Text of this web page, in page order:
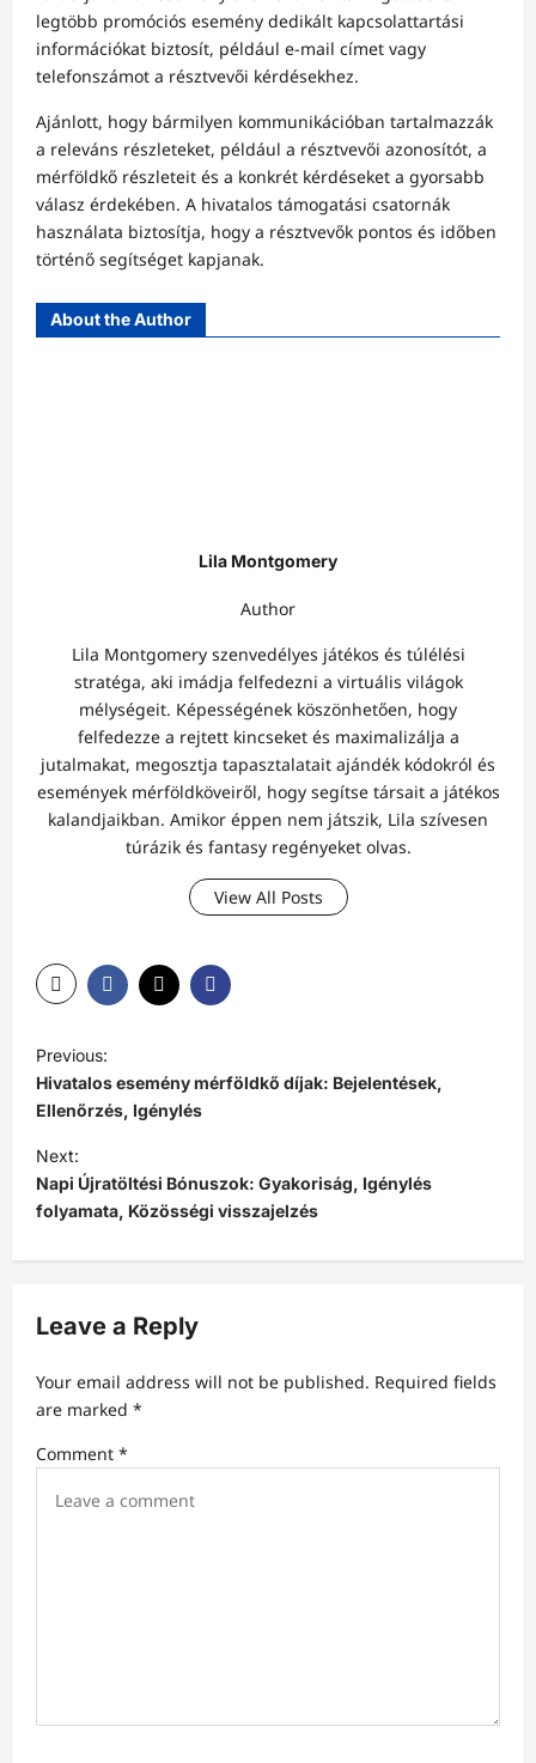
legtöbb promóciós esemény dedikált kapcsolattartási
információkat biztosít, például e-mail címet vagy
telefonszámot a résztvevői kérdésekhez.
Ajánlott, hogy bármilyen kommunikációban tartalmazzák
a releváns részleteket, például a résztvevői azonosítót, a
mérföldkő részleteit és a konkrét kérdéseket a gyorsabb
válasz érdekében. A hivatalos támogatási csatornák
használata biztosítja, hogy a résztvevők pontos és időben
történő segítséget kapjanak.
About the Author
Lila Montgomery
Author
Lila Montgomery szenvedélyes játékos és túlélési
stratéga, aki imádja felfedezni a virtuális világok
mélységeit. Képességének köszönhetően, hogy
felfedezze a rejtett kincseket és maximalizálja a
jutalmakat, megosztja tapasztalatait ajándék kódokról és
események mérföldköveiről, hogy segítse társait a játékos
kalandjaikban. Amikor éppen nem játszik, Lila szívesen
túrázik és fantasy regényeket olvas.
View All Posts
P
o
s
t
n
a
v
g
a
t
i
Previous:
Hivatalos esemény mérföldkő díjak: Bejelentések,
Ellenőrzés, Igénylés
Next:
Napi Újratöltési Bónuszok: Gyakoriság, Igénylés
folyamata, Közösségi visszajelzés
Leave a Reply
Your email address will not be published. Required fields
are marked *
Comment *